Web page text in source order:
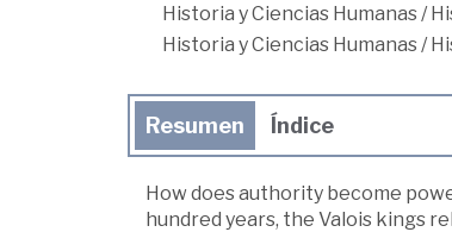
Historia y Ciencias Humanas/
Historia y Ciencias Humanas/
Resumen Índice
How does authority become
hundred years, the Valois kings